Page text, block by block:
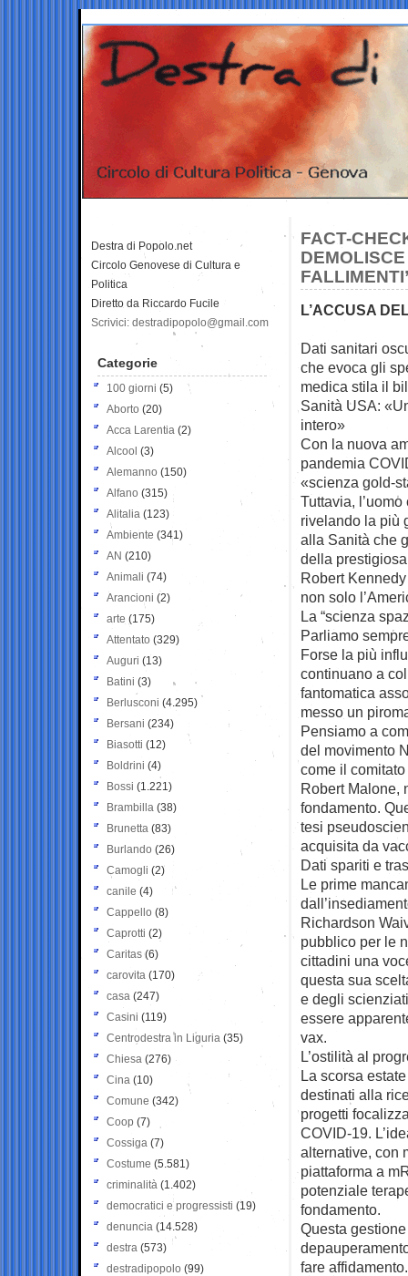
FACT-
L’ACCUSA
Dati sanitari
che evoca gli
medica stila il
Sanità USA:
intero»
Con la nuova
pandemia
«scienza gold-
Tuttavia,
rivelando la più
alla Sanità che
della
Robert
non solo
La “scienza
Parliamo
Forse la più
continuano a
fantomatica
messo un
Pensiamo a
del movimento
come il
Robert Malone,
fondamento.
tesi
acquisita da
Dati spariti e
Le prime
Richardson
pubblico per le
cittadini una
questa sua
e degli
essere
vax.
L’ostilità al
La scorsa
destinati alla
progetti
COVID-19.
alternative, con
piattaforma a
potenziale
fondamento.
Questa
fare
Destra di Popolo.net
Circolo Genovese di Cultura e
Politica
Diretto da Riccardo Fucile
Scrivici: destradipopolo@gmail.com
Categorie
100 giorni (5)
Aborto (20)
Acca Larentia (2)
Alcool (3)
Alemanno (150)
Alfano (315)
Alitalia (123)
Ambiente (341)
AN (210)
Animali (74)
Arancioni (2)
arte (175)
Attentato (329)
Auguri (13)
Batini (3)
Berlusconi (4.295)
Bersani (234)
Biasotti (12)
Boldrini (4)
Bossi (1.221)
Brambilla (38)
Brunetta (83)
Burlando (26)
Camogli (2)
canile (4)
Cappello (8)
Caprotti (2)
Caritas (6)
carovita (170)
casa (247)
Casini (119)
Centrodestra in Liguria (35)
Chiesa (276)
Cina (10)
Comune (342)
Coop (7)
Cossiga (7)
Costume (5.581)
criminalità (1.402)
democratici e progressisti (19)
denuncia (14.528)
destra (573)
destradipopolo (99)